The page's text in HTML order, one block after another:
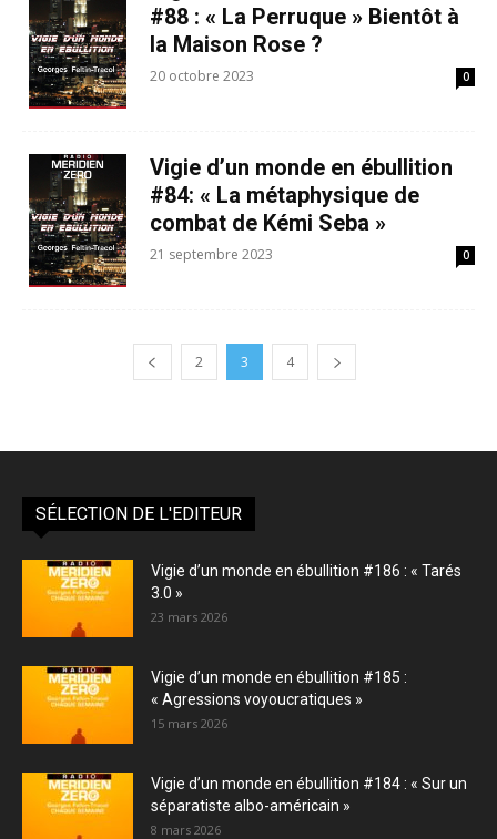
#88 : « La Perruque » Bientôt à
la Maison Rose ?
20 octobre 2023 0
Vigie d’un monde en ébullition
#84: « La métaphysique de
combat de Kémi Seba »
21 septembre 2023 0
2 3 4
SÉLECTION DE L'EDITEUR
Vigie d’un monde en ébullition #186 : « Tarés
3.0 »
23 mars 2026
Vigie d’un monde en ébullition #185 :
« Agressions voyoucratiques »
15 mars 2026
Vigie d’un monde en ébullition #184 : « Sur un
séparatiste albo-américain »
8 mars 2026